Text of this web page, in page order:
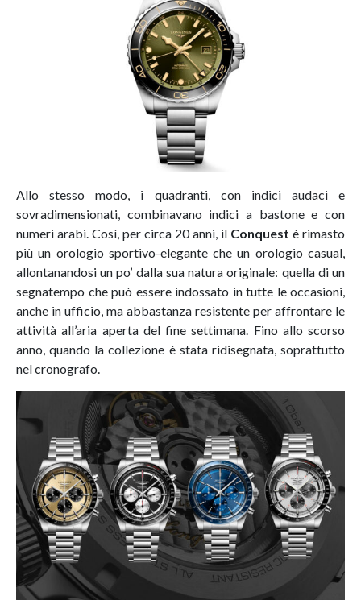
Allo stesso modo, i quadranti, con indici audaci e
sovradimensionati, combinavano indici a bastone e con
numeri arabi. Così, per circa 20 anni, il Conquest è rimasto
più un orologio sportivo-elegante che un orologio casual,
allontanandosi un po’ dalla sua natura originale: quella di un
segnatempo che può essere indossato in tutte le occasioni,
anche in ufficio, ma abbastanza resistente per affrontare le
attività all’aria aperta del fine settimana. Fino allo scorso
anno, quando la collezione è stata ridisegnata, soprattutto
nel cronografo.